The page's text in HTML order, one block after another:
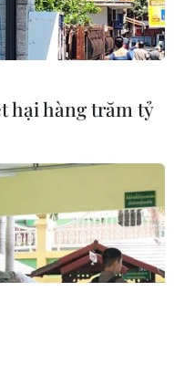
chấp thuận kế
hại hàng trăm tỷ